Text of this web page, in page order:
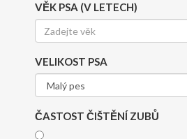
VĚK PSA (V LETECH)
VELIKOST PSA
ČASTOST ČIŠTĚNÍ ZUBŮ